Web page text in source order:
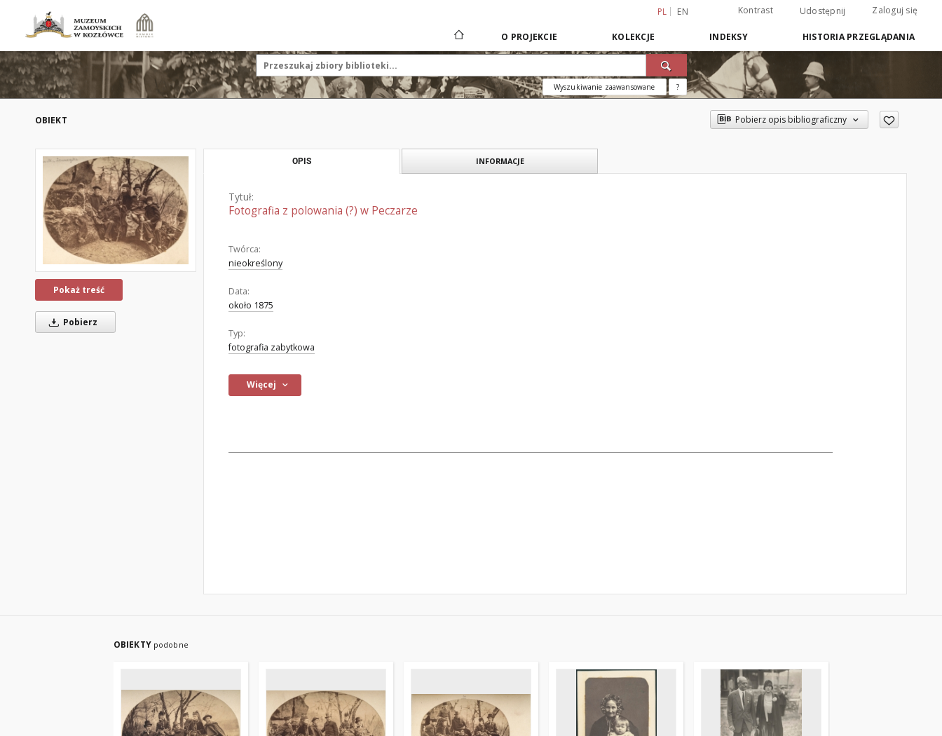
PL EN Kontrast Udostępnij Zaloguj się
O PROJEKCIE KOLEKCJE INDEKSY HISTORIA PRZEGLĄDANIA
Wyszukiwanie zaawansowane ?
OBIEKT Pobierz opis bibliograficzny
Pokaż treść
Pobierz
OPIS INFORMACJE
Tytuł:
Fotografia z polowania (?) w Peczarze
Twórca:
nieokreślony
Data:
około 1875
Typ:
fotografia zabytkowa
Więcej
OBIEKTY podobne